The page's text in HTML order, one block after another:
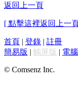
返回上一頁
[ 點擊這裡返回上一
首頁 | 登錄 | 註冊
簡易版 | 觸屏版 | 電
© Comsenz Inc.